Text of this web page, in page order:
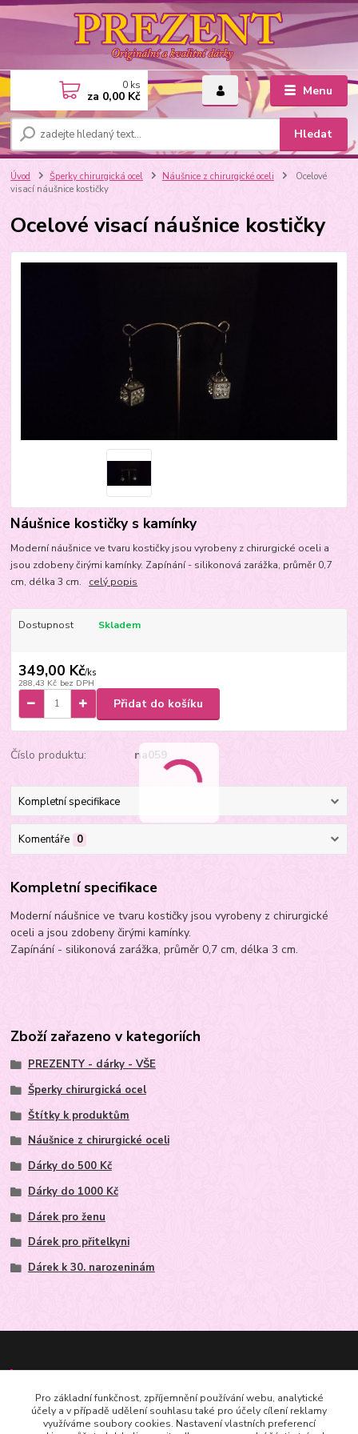
Menu
Hledat
0 ks
za 0,00 Kč
Úvod Šperky chirurgická ocel Náušnice z chirurgické oceli
Ocelové
visací náušnice kostičky
Ocelové visací náušnice kostičky
Náušnice kostičky s kamínky
Moderní náušnice ve tvaru kostičky jsou vyrobeny z chirurgické oceli a
jsou zdobeny čirými kamínky. Zapínání - silikonová zarážka, průměr 0,7
cm, délka 3 cm. celý popis
Dostupnost Skladem
349,00 Kč/ks
288,43 Kč bez DPH
Přidat do košíku
Číslo produktu: na059
Kompletní specifikace
Komentáře 0
Kompletní specifikace
Moderní náušnice ve tvaru kostičky jsou vyrobeny z chirurgické
oceli a jsou zdobeny čirými kamínky.
Zapínání - silikonová zarážka, průměr 0,7 cm, délka 3 cm.
Zboží zařazeno v kategoriích
PREZENTY - dárky - VŠE
Šperky chirurgická ocel
Štítky k produktům
Náušnice z chirurgické oceli
Dárky do 500 Kč
Dárky do 1000 Kč
Dárek pro ženu
Dárek pro přitelkyni
Dárek k 30. narozeninám
+420602625665
Pro základní funkčnost, zpříjemnění používání webu, analytické
účely a v případě udělení souhlasu také pro účely cílení reklamy
využíváme soubory cookies. Nastavení vlastních preferencí